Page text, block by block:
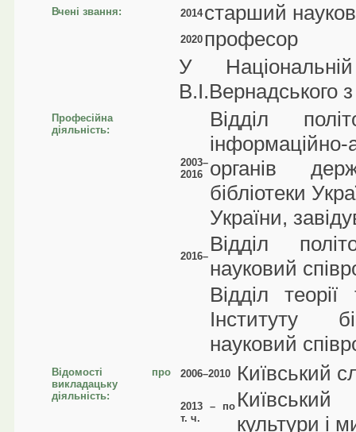
Вчені звання: 2014 старший
2020 професор
У
В.І.Вернадського
Професійна
діяльність:
2003–
2016
Відділ
органів
бібліотеки
України,
2016–
Відділ
науковий
Відділ теорії
Інституту
науковий
Відомості про
викладацьку
діяльність:
2006–2010 Київський
2013 – по
т. ч.
культури і